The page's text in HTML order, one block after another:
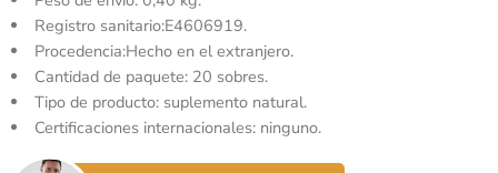
Registro sanitario:E4606919.
Procedencia:Hecho en el extranjero.
Cantidad de paquete: 20 sobres.
Tipo de producto: suplemento natural.
Certificaciones internacionales: ninguno.